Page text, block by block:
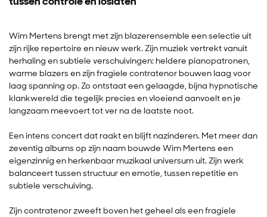
Wim Mertens brengt met zijn blazerensemble een selectie uit
zijn rijke repertoire en nieuw werk. Zijn muziek vertrekt vanuit
herhaling en subtiele verschuivingen: heldere pianopatronen,
warme blazers en zijn fragiele contratenor bouwen laag voor
laag spanning op. Zo ontstaat een gelaagde, bijna hypnotische
klankwereld die tegelijk precies en vloeiend aanvoelt en je
langzaam meevoert tot ver na de laatste noot.
Een intens concert dat raakt en blijft nazinderen. Met meer dan
zeventig albums op zijn naam bouwde Wim Mertens een
eigenzinnig en herkenbaar muzikaal universum uit. Zijn werk
balanceert tussen structuur en emotie, tussen repetitie en
subtiele verschuiving.
Zijn contratenor zweeft boven het geheel als een fragiele